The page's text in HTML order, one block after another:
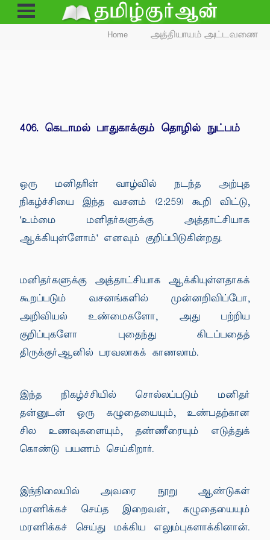
Open
Menu
Home அத்தியாயம் அட்டவணை
406. கெடாமல் பாதுகாக்கும் தொழில் நுட்பம்
ஒரு மனிதரின் வாழ்வில் நடந்த அற்புத
நிகழ்ச்சியை இந்த வசனம் (2:259) கூறி விட்டு,
'உம்மை மனிதர்களுக்கு அத்தாட்சியாக
ஆக்கியுள்ளோம்' எனவும் குறிப்பிடுகின்றது.
மனிதர்களுக்கு அத்தாட்சியாக ஆக்கியுள்ளதாகக்
கூறப்படும் வசனங்களில் முன்னறிவிப்போ,
அறிவியல் உண்மைகளோ, அது பற்றிய
குறிப்புகளோ புதைந்து கிடப்பதைத்
திருக்குர்ஆனில் பரவலாகக் காணலாம்.
இந்த நிகழ்ச்சியில் சொல்லப்படும் மனிதர்
தன்னுடன் ஒரு கழுதையையும், உண்பதற்கான
சில உணவுகளையும், தண்ணீரையும் எடுத்துக்
கொண்டு பயணம் செய்கிறார்.
இந்நிலையில் அவரை நூறு ஆண்டுகள்
மரணிக்கச் செய்த இறைவன், கழுதையையும்
மரணிக்கச் செய்து மக்கிய எலும்புகளாக்கினான்.